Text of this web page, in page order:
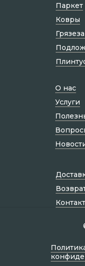
О нас
Услуги
Паркет
Ковры
Политик